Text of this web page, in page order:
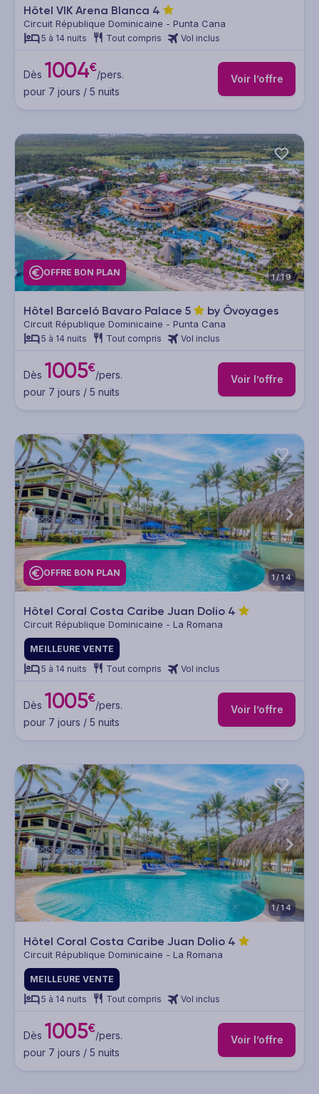
Hôtel VIK Arena Blanca 4
Circuit République Dominicaine - Punta Cana
5 à 14 nuits Tout compris Vol inclus
Dès 1004€/pers.
pour 7 jours / 5 nuits
Voir l’offre
OFFRE BON PLAN 1/19
Hôtel Barceló Bavaro Palace 5 by Ôvoyages
Circuit République Dominicaine - Punta Cana
5 à 14 nuits Tout compris Vol inclus
Dès 1005€/pers.
pour 7 jours / 5 nuits
Voir l’offre
OFFRE BON PLAN 1/14
Hôtel Coral Costa Caribe Juan Dolio 4
Circuit République Dominicaine - La Romana
MEILLEURE VENTE
5 à 14 nuits
Tout compris Vol inclus
Dès 1005€/pers.
pour 7 jours / 5 nuits
Voir l’offre
1/14
Hôtel Coral Costa Caribe Juan Dolio 4
Circuit République Dominicaine - La Romana
MEILLEURE VENTE
5 à 14 nuits
Tout compris Vol inclus
Dès 1005€/pers.
pour 7 jours / 5 nuits
Voir l’offre